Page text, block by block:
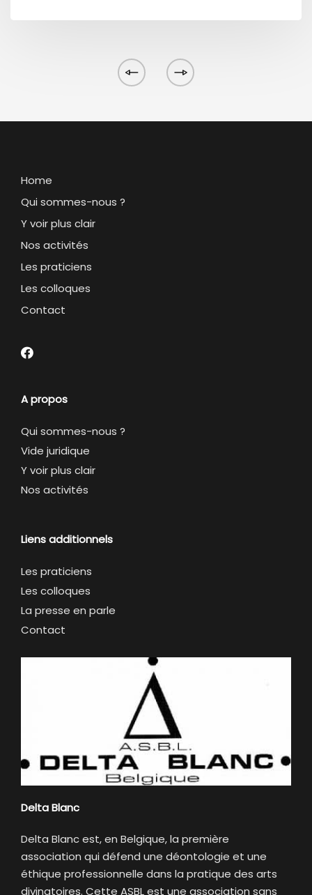
Home
Qui sommes-nous ?
Y voir plus clair
Nos activités
Les praticiens
Les colloques
Contact
A propos
Qui sommes-nous ?
Vide juridique
Y voir plus clair
Nos activités
Liens additionnels
Les praticiens
Les colloques
La presse en parle
Contact
Delta Blanc
Delta Blanc est, en Belgique, la première
association qui défend une déontologie et une
éthique professionnelle dans la pratique des arts
divinatoires. Cette ASBL est une association sans